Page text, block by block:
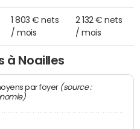
1 803 € nets
/ mois
2 132 € nets
/ mois
à Noailles
par foyer (source :